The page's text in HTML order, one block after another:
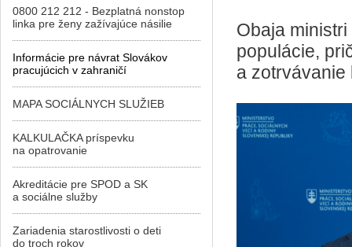
Obaja
populácie,
a zotrvávanie
0800 212 212 - Bezplatná nonstop
linka pre ženy zažívajúce násilie
Informácie pre návrat Slovákov
pracujúcich v zahraničí
MAPA SOCIÁLNYCH SLUŽIEB
KALKULAČKA príspevku
na opatrovanie
Akreditácie pre SPOD a SK
a sociálne služby
Zariadenia starostlivosti o deti
do troch rokov